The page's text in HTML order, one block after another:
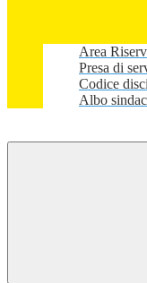
Area
Presa di
Codice
Albo